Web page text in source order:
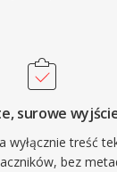
surowe
wyłącznie treść
bez